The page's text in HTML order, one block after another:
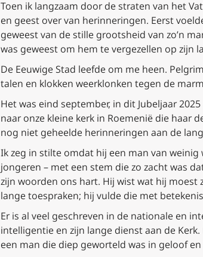
Toen ik langzaam door de straten van het
en geest over van herinneringen. Eerst
geweest van de stille grootsheid van zo’n
was geweest om hem te vergezellen op zijn
De Eeuwige Stad leefde om me heen.
talen en klokken weerklonken tegen de
Het was eind september, in dit Jubeljaar
naar onze kleine kerk in Roemenië die haar
nog niet geheelde herinneringen aan de
Ik zeg in stilte omdat hij een man van weinig
jongeren – met een stem die zo zacht was
zijn woorden ons hart. Hij wist wat hij
lange toespraken; hij vulde die met
Er is al veel geschreven in de nationale en
intelligentie en zijn lange dienst aan de
een man die diep geworteld was in geloof